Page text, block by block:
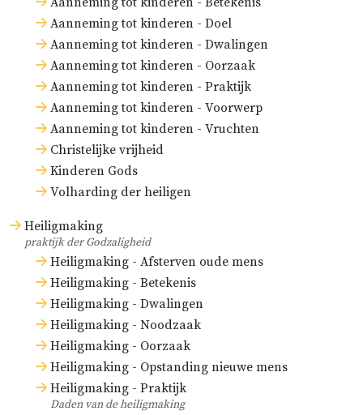
Aanneming tot kinderen - Doel
Aanneming tot kinderen - Dwalingen
Aanneming tot kinderen - Oorzaak
Aanneming tot kinderen - Praktijk
Aanneming tot kinderen - Voorwerp
Aanneming tot kinderen - Vruchten
Christelijke vrijheid
Kinderen Gods
Volharding der heiligen
Heiligmaking
praktijk der Godzaligheid
Heiligmaking - Afsterven oude mens
Heiligmaking - Betekenis
Heiligmaking - Dwalingen
Heiligmaking - Noodzaak
Heiligmaking - Oorzaak
Heiligmaking - Opstanding nieuwe mens
Heiligmaking - Praktijk
Daden van de heiligmaking